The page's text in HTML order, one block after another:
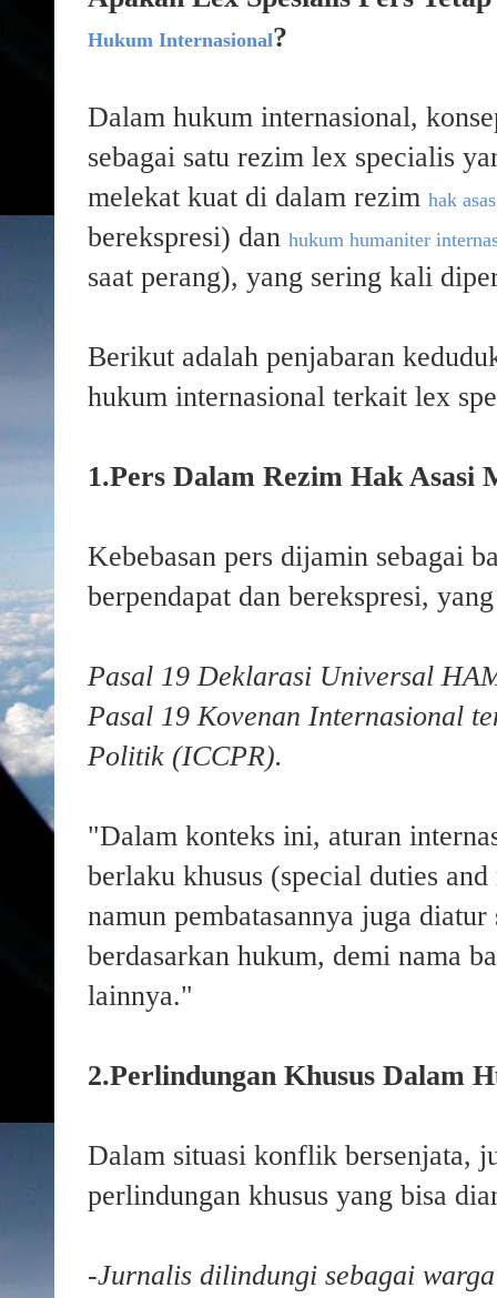
Hukum Internasional?
Dalam hukum internasional,
sebagai satu rezim lex specialis
melekat kuat di dalam rezim hak
berekspresi) dan hukum humaniter
saat perang), yang sering kali
Berikut adalah penjabaran
hukum internasional terkait lex
1.Pers Dalam Rezim Hak Asasi
Kebebasan pers dijamin sebagai
berpendapat dan berekspresi,
Pasal 19 Deklarasi Universal
Pasal 19 Kovenan Internasional
Politik (ICCPR).
"Dalam konteks ini, aturan
berlaku khusus (special duties
namun pembatasannya juga diatur
berdasarkan hukum, demi nama
lainnya."
2.Perlindungan Khusus Dalam
Dalam situasi konflik bersenjata,
perlindungan khusus yang bisa
-Jurnalis dilindungi sebagai